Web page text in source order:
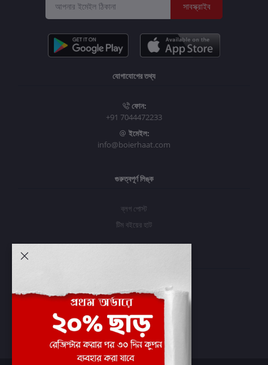
সাবস্ক্রাইব
যোগাযোগের তথ্য
ফোন:
+91 7044472233
ইমেইল:
info@boierhaat.com
গুরুত্বপূর্ণ লিঙ্ক
ব্লগ পোস্ট
টিম বইয়ের হাট
প্রবেশ করুন
অর্ডার ইতিহাস
আমার ইচ্ছাগুলি
অর্ডার ট্র্যাকিং